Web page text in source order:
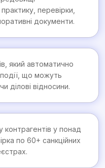
перевірки,
документи.
який автоматично
події, що можуть
ділові відносини.
контрагентів у понад
по 60+ санкційних